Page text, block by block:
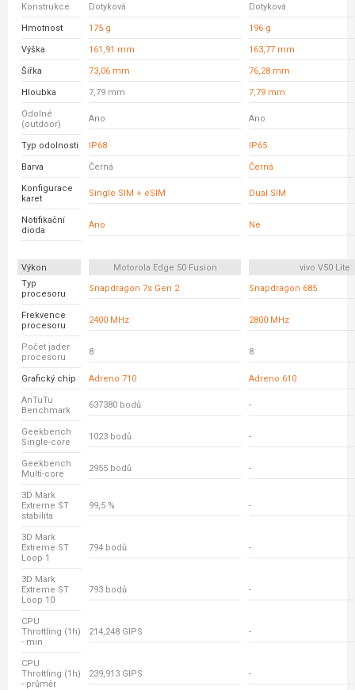
Konstrukce Dotyková Dotyková
Hmotnost 175 g 196 g
Výška 161,91 mm 163,77 mm
Šířka 73,06 mm 76,28 mm
Hloubka 7,79 mm 7,79 mm
Odolné
(outdoor)
Ano Ano
Typ odolnosti IP68 IP65
Barva Černá Černá
Konfigurace
karet
Single SIM + eSIM Dual SIM
Notifikační
dioda
Ano Ne
Výkon Motorola Edge 50 Fusion
vivo V50 Lite
Typ
procesoru
Snapdragon 7s Gen 2 Snapdragon 685
Frekvence
procesoru
2400 MHz 2800 MHz
Počet jader
procesoru
8 8
Grafický chip Adreno 710 Adreno 610
AnTuTu
Benchmark
637380 bodů -
Geekbench
Single-core
1023 bodů -
Geekbench
Multi-core
2955 bodů -
3D Mark
Extreme ST
stabilita
99,5 % -
3D Mark
Extreme ST
Loop 1
794 bodů -
3D Mark
Extreme ST
Loop 10
793 bodů -
CPU
Throttling (1h)
- min
214,248 GIPS -
CPU
Throttling (1h)
- průměr
239,913 GIPS -